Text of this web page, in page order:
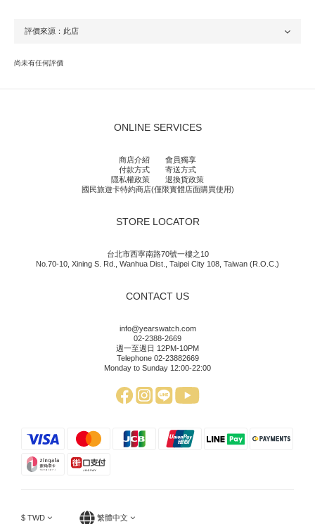
尚未有任何評價
ONLINE SERVICES
商店介紹
會員獨享
付款方式
寄送方式
隱私權政策
退換貨政策
國民旅遊卡特約商店(僅限實體店面購買使用)
STORE LOCATOR
台北市西寧南路70號一樓之10
No.70-10, Xining S. Rd., Wanhua Dist., Taipei City 108, Taiwan (R.O.C.)
CONTACT US
info@yearswatch.com
02-2388-2669
週一至週日 12PM-10PM
Telephone 02-23882669
Monday to Sunday 12:00-22:00
$ TWD 繁體中文